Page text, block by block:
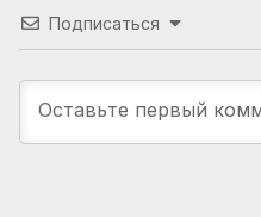
Подписаться